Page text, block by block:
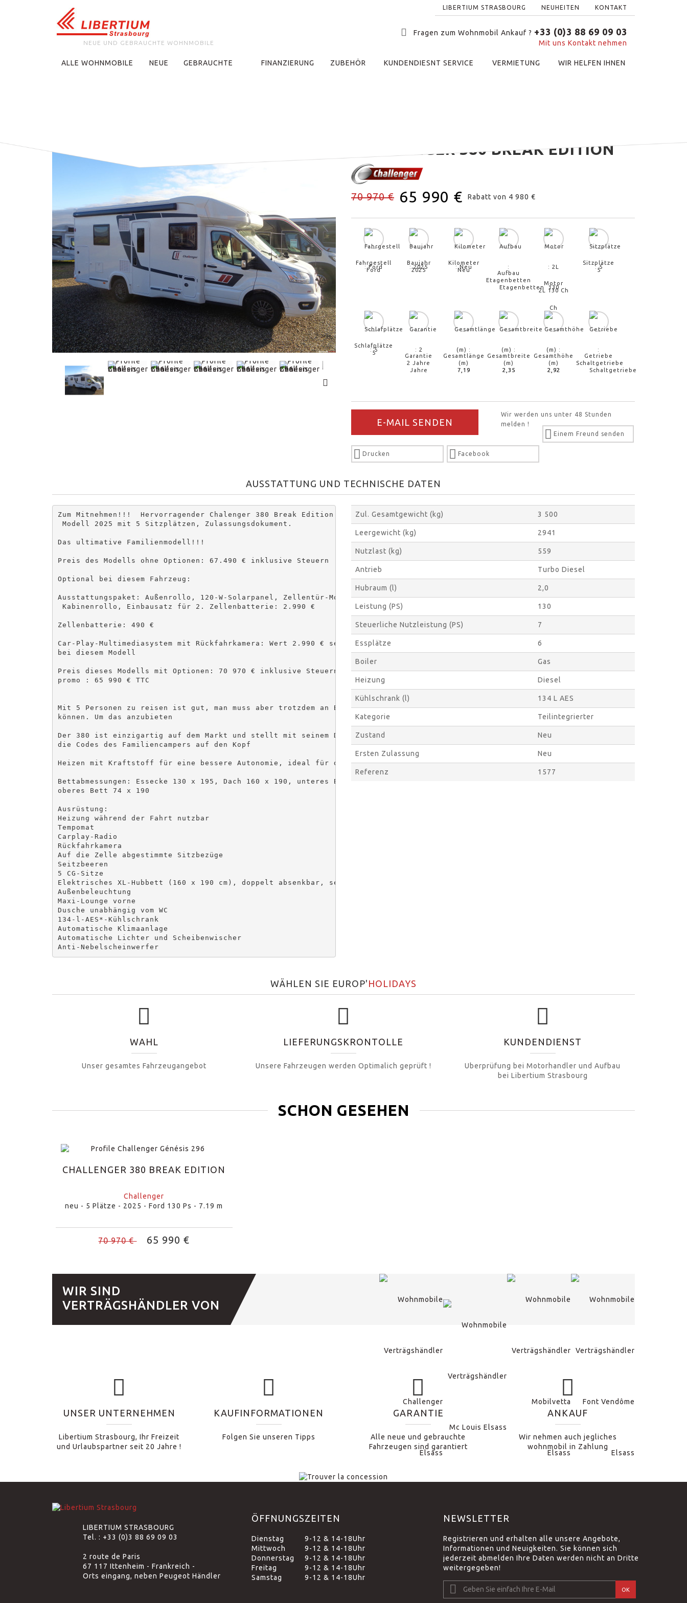
LIBERTIUM STRASBOURG NEUHEITEN KONTAKT
Fragen zum Wohnmobil Ankauf ? +33 (0)3 88 69 09 03
Mit uns Kontakt nehmen
NEUE UND GEBRAUCHTE WOHNMOBILE
ALLE WOHNMOBILE NEUE GEBRAUCHTE FINANZIERUNG ZUBEHÖR KUNDENDIESNT SERVICE VERMIETUNG WIR HELFEN IHNEN
CHALLENGER 380 BREAK EDITION
70 970 € 65 990 € Rabatt von 4 980 €
Fahrgestell
Ford
Baujahr
2025
Kilometer
Neu
Aufbau
Etagenbetten
Motor
2L 130 Ch
Sitzplätze
5
Schlafplätze
5
Garantie
2 Jahre
Gesamtlänge
(m)
7,19
Gesamtbreite
(m)
2,35
Gesamthöhe
(m)
2,92
Getriebe
Schaltgetriebe
E-MAIL SENDEN
Wir werden uns unter 48 Stunden
melden !
Drucken Facebook
Einem Freund senden
AUSSTATTUNG UND TECHNISCHE DATEN
Zum Mitnehmen!!!  Hervorragender Chalenger 380 Break Edition
Modell 2025 mit 5 Sitzplätzen, Zulassungsdokument.
Das ultimative Familienmodell!!!
Preis des Modells ohne Optionen: 67.490 € inklusive Steuern
Optional bei diesem Fahrzeug:
Ausstattungspaket: Außenrollo, 120-W-Solarpanel, Zellentür-Moskitonetz,
Kabinenrollo, Einbausatz für 2. Zellenbatterie: 2.990 €
Zellenbatterie: 490 €
Car-Play-Multimediasystem mit Rückfahrkamera: Wert 2.990 € serienmäßig
bei diesem Modell
Preis dieses Modells mit Optionen: 70 970 € inklusive Steuern
promo : 65 990 € TTC
Mit 5 Personen zu reisen ist gut, man muss aber trotzdem an Bord schlafen
können. Um das anzubieten
Der 380 ist einzigartig auf dem Markt und stellt mit seinem DUOBED-System
die Codes des Familiencampers auf den Kopf
Heizen mit Kraftstoff für eine bessere Autonomie, ideal für die Ausfahrt im Winter.
Bettabmessungen: Essecke 130 x 195, Dach 160 x 190, unteres Bett 81 x 200,
oberes Bett 74 x 190
Ausrüstung:
Heizung während der Fahrt nutzbar
Tempomat
Carplay-Radio
Rückfahrkamera
Auf die Zelle abgestimmte Sitzbezüge
Seitzbeeren
5 CG-Sitze
Elektrisches XL-Hubbett (160 x 190 cm), doppelt absenkbar, sehr niedrig
Außenbeleuchtung
Maxi-Lounge vorne
Dusche unabhängig vom WC
134-l-AES*-Kühlschrank
Automatische Klimaanlage
Automatische Lichter und Scheibenwischer
Anti-Nebelscheinwerfer
Zul. Gesamtgewicht (kg) 3 500
Leergewicht (kg) 2941
Nutzlast (kg) 559
Antrieb Turbo Diesel
Hubraum (l) 2,0
Leistung (PS) 130
Steuerliche Nutzleistung (PS) 7
Essplätze 6
Boiler Gas
Heizung Diesel
Kühlschrank (l) 134 L AES
Kategorie Teilintegrierter
Zustand Neu
Ersten Zulassung Neu
Referenz 1577
WÄHLEN SIE EUROP' HOLIDAYS
WAHL
Unser gesamtes Fahrzeugangebot
LIEFERUNGSKRONTOLLE
Unsere Fahrzeugen werden Optimalich geprüft !
KUNDENDIENST
Uberprüfung bei Motorhandler und Aufbau
bei Libertium Strasbourg
SCHON GESEHEN
CHALLENGER 380 BREAK EDITION
Challenger
neu - 5 Plätze - 2025 - Ford 130 Ps - 7.19 m
70 970 € 65 990 €
WIR SIND
VERTRÄGSHÄNDLER VON
UNSER UNTERNEHMEN
Libertium Strasbourg, Ihr Freizeit
und Urlaubspartner seit 20 Jahre !
KAUFINFORMATIONEN
Folgen Sie unseren Tipps
GARANTIE
Alle neue und gebrauchte
Fahrzeugen sind garantiert
ANKAUF
Wir nehmen auch jegliches
wohnmobil in Zahlung
LIBERTIUM STRASBOURG
Tel. : +33 (0)3 88 69 09 03
2 route de Paris
67 117 Ittenheim - Frankreich -
Orts eingang, neben Peugeot Händler
ÖFFNUNGSZEITEN
Dienstag
9-12 & 14-18Uhr
Mittwoch
9-12 & 14-18Uhr
Donnerstag
9-12 & 14-18Uhr
Freitag
9-12 & 14-18Uhr
Samstag
9-12 & 14-18Uhr
NEWSLETTER
Registrieren und erhalten alle unsere Angebote,
Informationen und Neuigkeiten. Sie können sich
jederzeit abmelden Ihre Daten werden nicht an Dritte
weitergegeben!
OK